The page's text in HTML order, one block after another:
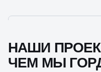
НАШИ
ЧЕМ МЫ